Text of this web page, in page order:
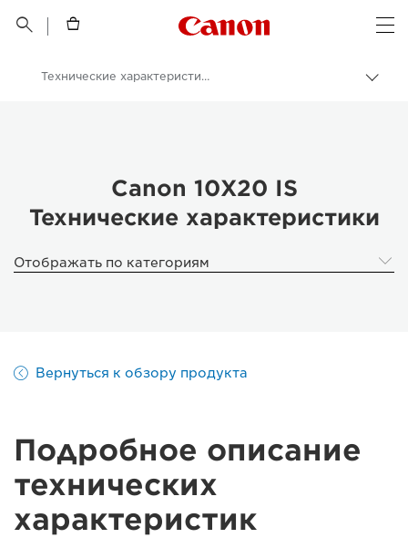
 
Canon Logo, back
Canon 10X20 IS
Технические характеристики
Canon 10X20 IS
Технические характеристики
Отображать по категориям
Вернуться к обзору продукта
Подробное описание
технических
характеристик